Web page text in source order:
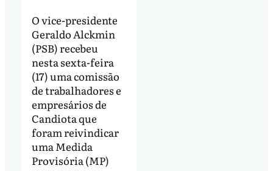
O vice-presidente
Geraldo Alckmin
(PSB) recebeu
nesta sexta-feira
(17) uma comissão
de trabalhadores e
empresários de
Candiota que
foram reivindicar
uma Medida
Provisória (MP)